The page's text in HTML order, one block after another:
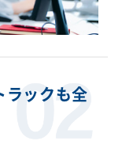
ラックも全